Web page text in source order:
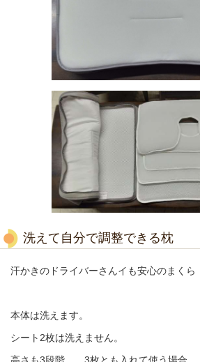
洗えて自分で調整できる枕
汗かきのドライバーさんイも安心のまくら
本体は洗えます。
シート2枚は洗えません。